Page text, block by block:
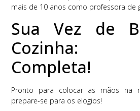
mais de 10 anos como professora de
Sua Vez de
Cozinha:
Completa!
Pronto para colocar as mãos na
prepare-se para os elogios!